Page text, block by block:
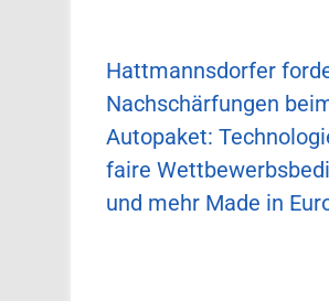
Hattmannsdorfer
Nachschärfungen
Autopaket:
faire
und mehr Made in